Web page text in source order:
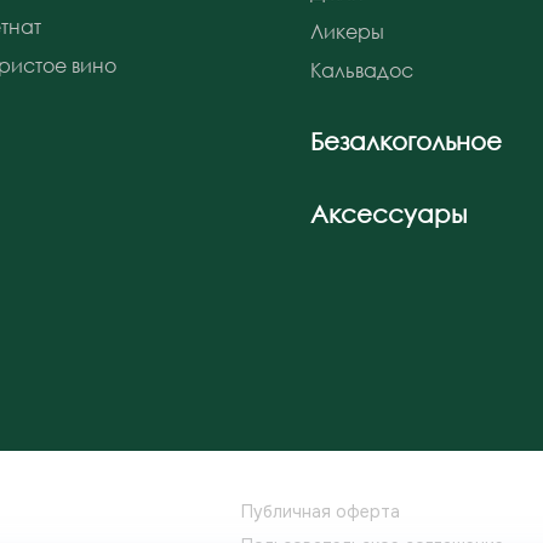
вино
Ликеры
Кальвадос
Безалкогольное
Аксессуары
Публичная оферта